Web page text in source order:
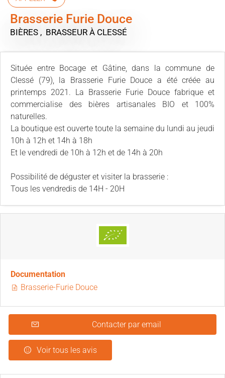
Brasserie Furie Douce
BIÈRES , BRASSEUR À CLESSÉ
Située entre Bocage et Gâtine, dans la commune de
Clessé (79), la Brasserie Furie Douce a été créée au
printemps 2021. La Brasserie Furie Douce fabrique et
commercialise des bières artisanales BIO et 100%
naturelles.
La boutique est ouverte toute la semaine du lundi au jeudi
10h à 12h et 14h à 18h
Et le vendredi de 10h à 12h et de 14h à 20h
Possibilité de déguster et visiter la brasserie :
Tous les vendredis de 14H - 20H
Documentation
Brasserie-Furie Douce
Contacter par email
Voir tous les avis